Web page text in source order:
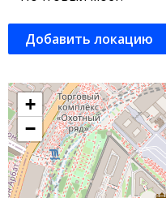
Добавить локацию
+
−